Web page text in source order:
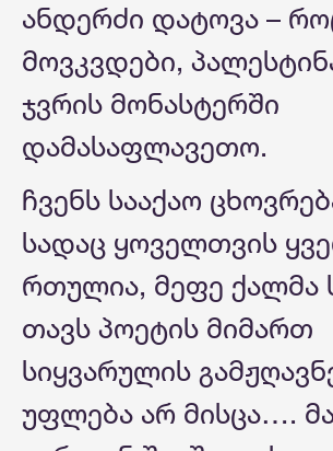
ანდერძი დატოვა –
მოვკვდები,
ჯვრის მონასტერში
დამასაფლავეთო.
ჩვენს სააქაო
სადაც ყოველთვის
რთულია, მეფე ქალმა
თავს პოეტის მიმართ
სიყვარულის
უფლება არ მისცა….